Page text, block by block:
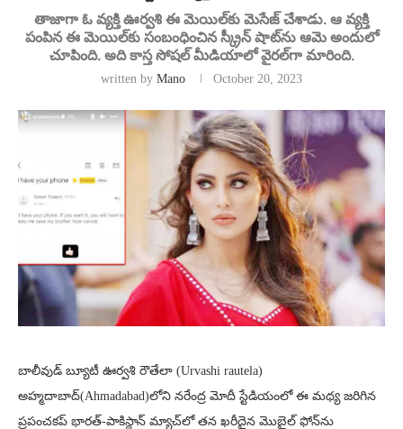
తాజాగా ఓ వ్యక్తి ఊర్వశి ఈ మెయిల్‌కు మెసేజ్ చేశాడు. ఆ వ్యక్తి
పంపిన ఈ మెయిల్‌కు సంబంధించిన స్క్రీన్‌ షాట్‌ను ఆమె అందులో
చూపింది. అది కాస్త సోషల్ మీడియాలో వైరల్‌గా మారింది.
written by Mano October 20, 2023
బాలీవుడ్ బ్యూటీ ఊర్వశి రౌతేలా (Urvashi rautela)
అహ్మదాబాద్‌(Ahmadabad)లోని నరేంద్ర మోదీ స్టేడియంలో ఈ మధ్య జరిగిన
ప్రపంచకప్‌ భారత్-పాకిస్థాన్ మ్యాచ్‌లో తన ఖరీదైన మొబైల్ ఫోన్‌ను